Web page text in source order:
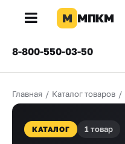
×
КОМПАНИЯ
компании
М МПКМ
8-800-550-03-50
Главная / Каталог товаров /
КАТАЛОГ 1 товар